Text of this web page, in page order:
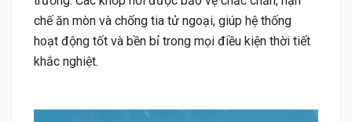
chế ăn mòn và chống tia tử ngoại, giúp hệ thống
hoạt động tốt và bền bỉ trong mọi điều kiện thời tiết
khắc nghiệt.